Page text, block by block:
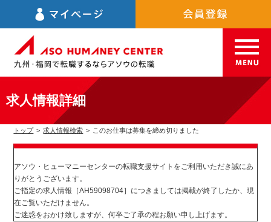
求人情報詳細
トップ > 求人情報検索 > このお仕事は募集を締め切りました
アソウ・ヒューマニーセンターの転職支援サイトをご利用いただき誠にあ
りがとうございます。
ご指定の求人情報［AH59098704］につきましては掲載が終了したか、現
在ご覧いただけません。
ご迷惑をおかけ致しますが、何卒ご了承の程お願い申し上げます。